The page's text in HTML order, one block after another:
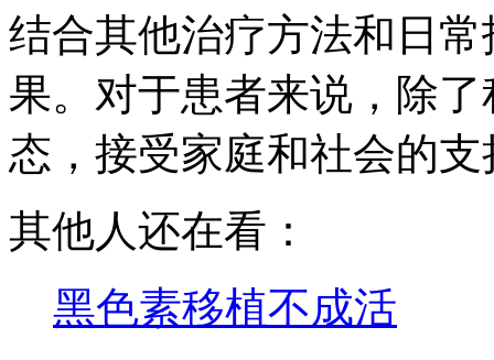
结合其他治疗方法和日
果。对于患者来说，除
态，接受家庭和社会的
其他人还在看：
黑色素移植不成活